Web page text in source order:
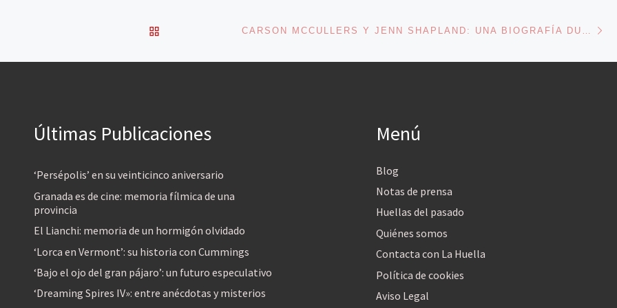
VOLVER A LA LISTA DE ENTRADAS
Últimas Publicaciones
‘Persépolis’ en su veinticinco aniversario
Granada es de cine: memoria fílmica de una
provincia
El Lianchi: memoria de un hormigón olvidado
‘Lorca en Vermont’: su historia con Cummings
‘Bajo el ojo del gran pájaro’: un futuro especulativo
‘Dreaming Spires IV»: entre anécdotas y misterios
Menú
Blog
Notas de prensa
Huellas del pasado
Quiénes somos
Contacta con La Huella
Política de cookies
Aviso Legal